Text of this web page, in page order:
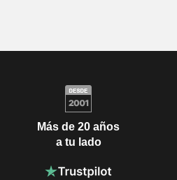
Más de 20 años
a tu lado